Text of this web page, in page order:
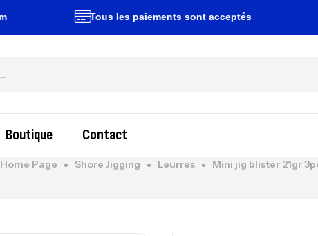
Tous les paiements sont acceptés
Boutique Contact
Home Page Shore Jigging Leurres Mini jig blister 21gr